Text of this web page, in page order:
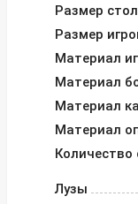
Размер
Размер
Материал
Материал
Материал
Материал
Количество
Лузы